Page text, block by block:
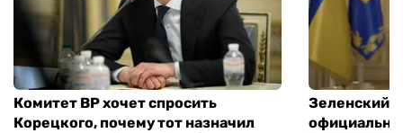
Комитет ВР хочет спросить
Корецкого, почему тот назначил
Зеленский